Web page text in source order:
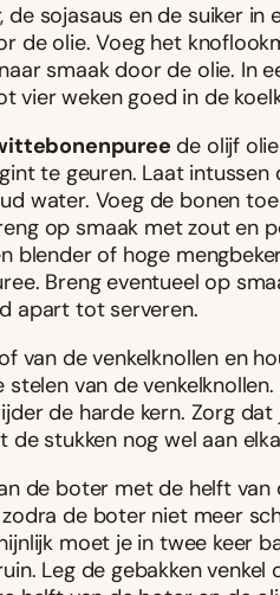
de sojasaus en de suiker
de olie. Voeg het
smaak door de olie. In
vier weken goed in de
de olijf
te geuren. Laat intussen
water. Voeg de bonen
op smaak met zout en
blender of hoge
Breng eventueel op
apart tot serveren.
van de venkelknollen en
stelen van de
de harde kern. Zorg
de stukken nog wel aan
de boter met de helft van
zodra de boter niet meer
moet je in twee keer
Leg de gebakken